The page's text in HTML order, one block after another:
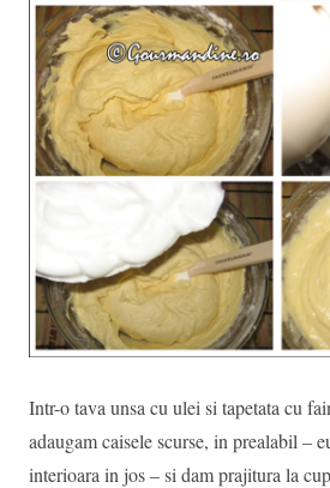
Intr-o tava unsa cu ulei si tapetata cu
adaugam caisele scurse, in prealabil –
interioara in jos – si dam prajitura la